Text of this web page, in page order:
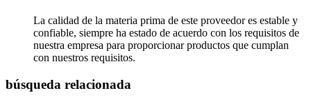
La calidad de la materia prima de este proveedor es estable y
confiable, siempre ha estado de acuerdo con los requisitos de
nuestra empresa para proporcionar productos que cumplan
con nuestros requisitos.
búsqueda relacionada